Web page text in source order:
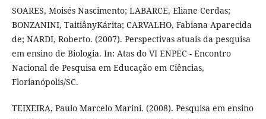
SOARES, Moisés Nascimento; LABARCE, Eliane Cerdas;
BONZANINI, TaitiânyKárita; CARVALHO, Fabiana Aparecida
de; NARDI, Roberto. (2007). Perspectivas atuais da pesquisa
em ensino de Biologia. In: Atas do VI ENPEC - Encontro
Nacional de Pesquisa em Educação em Ciências,
Florianópolis/SC.
TEIXEIRA, Paulo Marcelo Marini. (2008). Pesquisa em ensino